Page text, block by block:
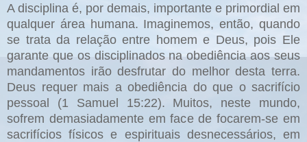
A disciplina é, por demais, importante e primordial em
qualquer área humana. Imaginemos, então, quando
se trata da relação entre homem e Deus, pois Ele
garante que os disciplinados na obediência aos seus
mandamentos irão desfrutar do melhor desta terra.
Deus requer mais a obediência do que o sacrifício
pessoal (1 Samuel 15:22). Muitos, neste mundo,
sofrem demasiadamente em face de focarem-se em
sacrifícios físicos e espirituais desnecessários, em